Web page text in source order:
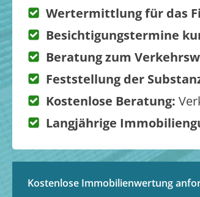
Wertermittlung für das
Besichtigungstermine
Beratung zum
Feststellung der
Kostenlose Beratung:
Langjährige
Kostenlose Immobilienwertung